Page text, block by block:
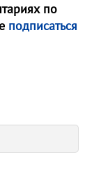
по
подписаться